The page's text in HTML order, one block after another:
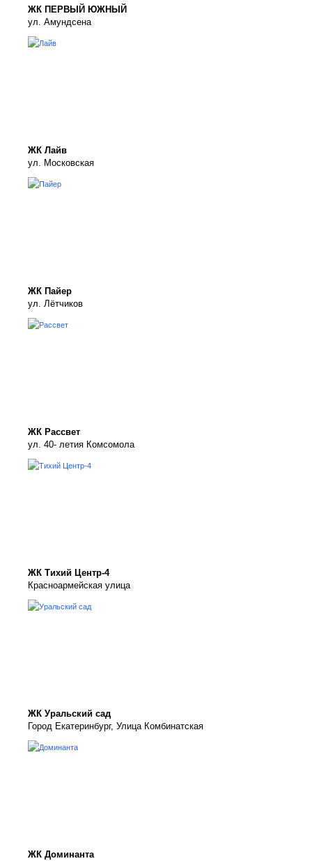
ЖК ПЕРВЫЙ ЮЖНЫЙ
ул. Амундсена
ЖК Лайв
ул. Московская
ЖК Пайер
ул. Лётчиков
ЖК Рассвет
ул. 40- летия Комсомола
ЖК Тихий Центр-4
Красноармейская улица
ЖК Уральский сад
Город Екатеринбург, Улица Комбинатская
ЖК Доминанта